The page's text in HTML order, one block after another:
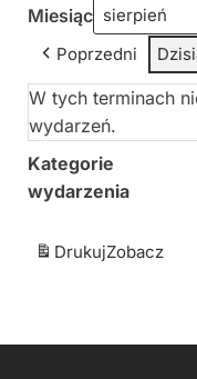
Miesiąc
Poprzedni
W tych terminach
wydarzeń.
Kategorie
wydarzenia
DrukujZobacz